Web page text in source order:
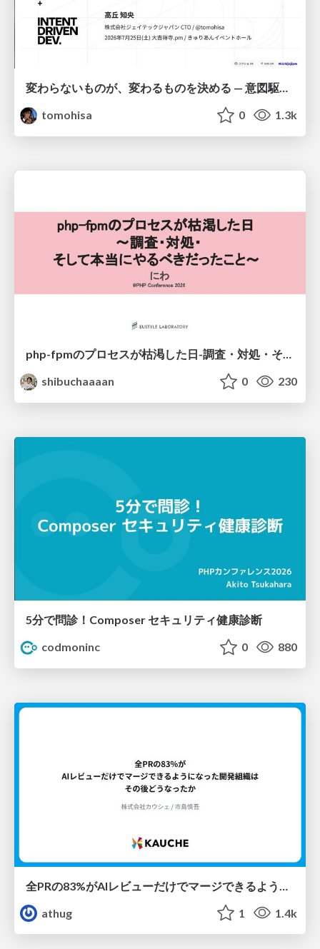
変わらないものが、変わるものを決める — 意図駆動開発 × イベントソーシング × イミュータブル | What Doesn't Change Decides What Can — IDD × Event Sourcing × Immutability
tomohisa
0 1.3k
shibuchaaaan
0 230
5分で問診！Composer セキュリティ健康診断
codmoninc
0 880
athug
1 1.4k